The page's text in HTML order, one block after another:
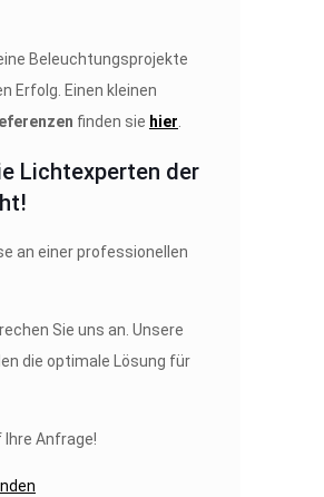
Beleuchtungsprojekte
Erfolg. Einen kleinen
finden sie hier
Lichtexperten der
an einer professionellen
Sie uns an. Unsere
die optimale Lösung für
Anfrage!